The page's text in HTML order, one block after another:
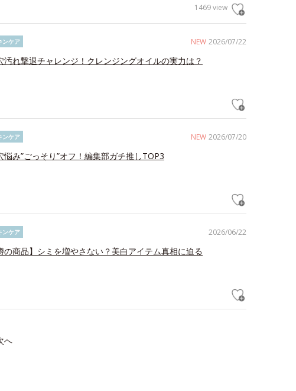
1469 view
NEW 2026/07/22
ンケア
汚れ撃退チャレンジ！クレンジングオイルの実力は？
NEW 2026/07/20
ンケア
悩み”ごっそり”オフ！編集部ガチ推しTOP3
2026/06/22
ンケア
の商品】シミを増やさない？美白アイテム真相に迫る
へ